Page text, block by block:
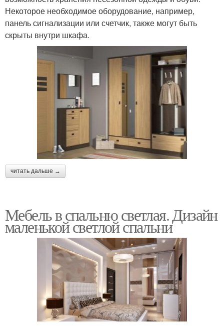
Некоторое необходимое оборудование, например,
панель сигнализации или счетчик, также могут быть
скрыты внутри шкафа.
читать дальше →
Мебель в спальню светлая. Дизайн
маленькой светлой спальни